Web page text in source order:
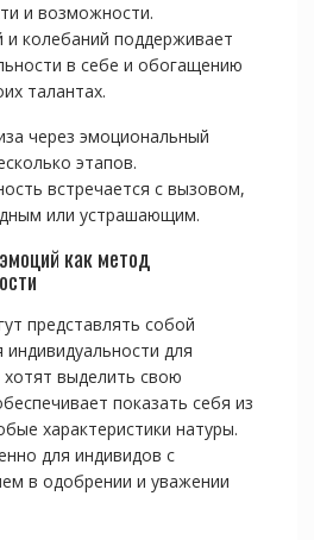
и возможности.
колебаний поддерживает
в себе и обогащению
талантах.
через эмоциональный
этапов.
встречается с вызовом,
или устрашающим.
как метод
представлять собой
для
выделить свою
показать себя из
характеристики натуры.
для индивидов с
в одобрении и уважении